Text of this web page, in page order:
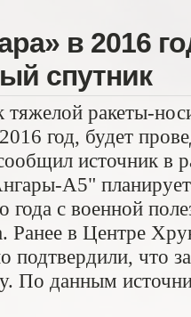
в 2016
спутник
тяжелой ракеты-
год, будет
источник в
А5"
с военной
Ранее в Центре
подтвердили, что
По данным